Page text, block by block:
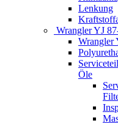
Lenkung
Wrangler YJ
Wrangler
Öle